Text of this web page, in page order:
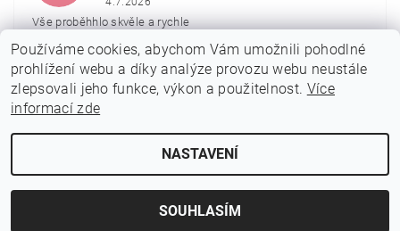
Vše proběhhlo skvěle a rychle
Zobrazit další hodnocení
2026 © PARTYON.cz, všechna práva vyhrazena
Vytvořil Shoptet
Používáme cookies, abychom Vám umožnili pohodlné
prohlížení webu a díky analýze provozu webu neustále
zlepsovali jeho funkce, výkon a použitelnost. Více
informací zde
NASTAVENÍ
SOUHLASÍM